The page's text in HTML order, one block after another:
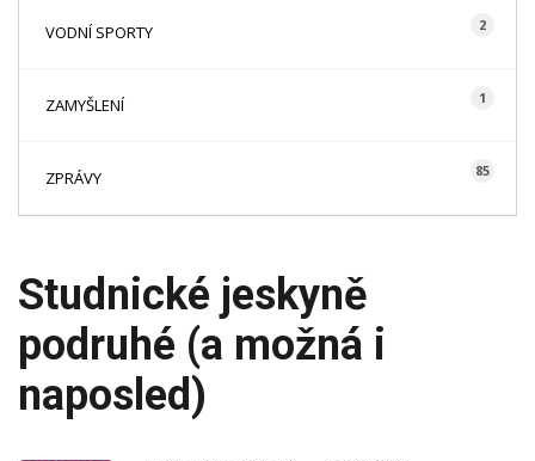
VODNÍ SPORTY 2
ZAMYŠLENÍ 1
ZPRÁVY 85
Studnické jeskyně
podruhé (a možná i
naposled)